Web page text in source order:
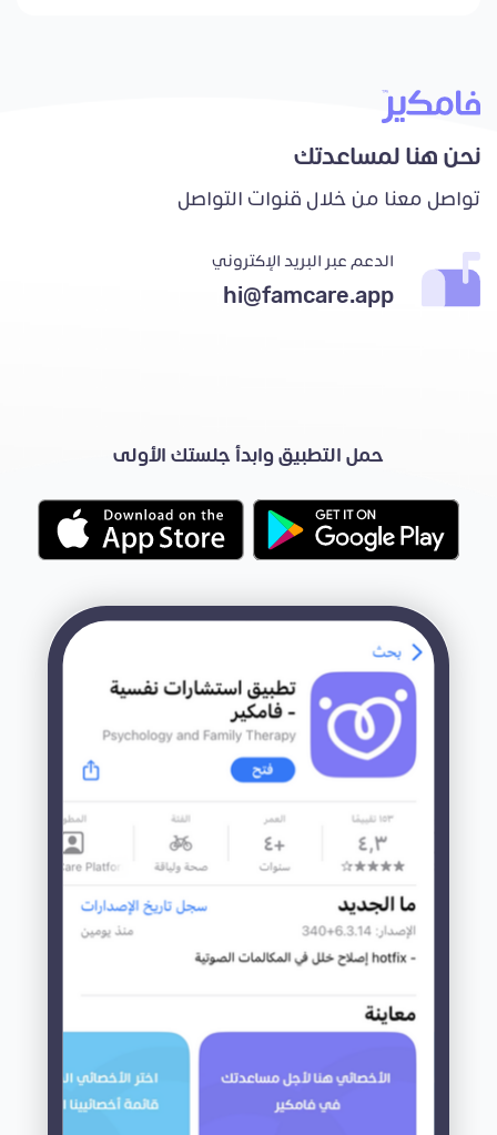
نحن هنا لمساعدتك
تواصل معنا من خلال قنوات التواصل
الدعم عبر البريد الإكتروني
hi@famcare.app
حمل التطبيق وابدأ جلستك الأولى